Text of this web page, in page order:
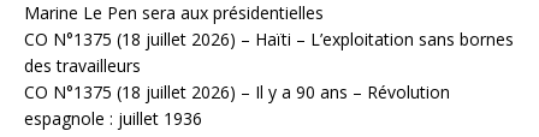
Marine Le Pen sera aux présidentielles
CO N°1375 (18 juillet 2026) – Haïti – L’exploitation sans bornes
des travailleurs
CO N°1375 (18 juillet 2026) – Il y a 90 ans – Révolution
espagnole : juillet 1936